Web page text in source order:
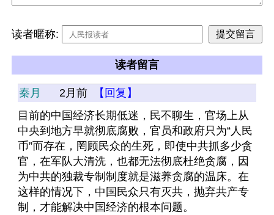
读者暱称:
读者留言
秦月 2月前
【回复】
目前的中国经济长期低迷，民不聊生，官场上从
中央到地方早就彻底腐败，官员和政府只为“人民
币”而存在，罔顾民众的生死，即使中共抓多少贪
官，在军队大清洗，也都无法彻底杜绝贪腐，因
为中共的独裁专制制度就是滋养贪腐的温床。在
这样的情况下，中国民众只有灭共，抛弃共产专
制，才能解决中国经济的根本问题。